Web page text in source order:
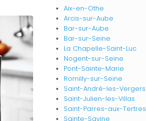
Aix-en-Othe
Arcis-sur-Aube
Bar-sur-Aube
Bar-sur-Seine
La Chapelle-Saint-Luc
Nogent-sur-Seine
Pont-Sainte-Marie
Romilly-sur-Seine
Saint-André-les-Vergers
Saint-Julien-les-Villas
Saint-Parres-aux-Tertres
Sainte-Savine